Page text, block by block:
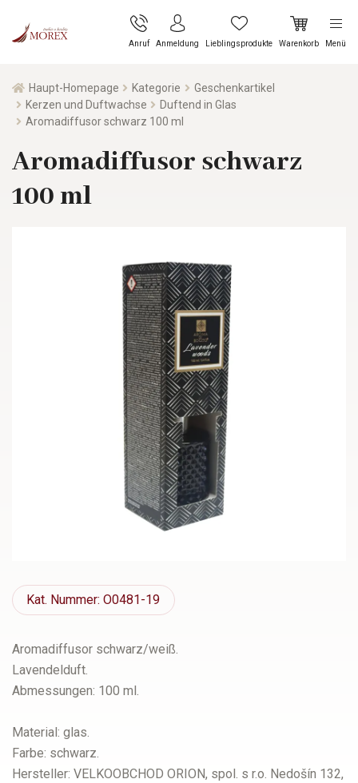
Anruf Anmeldung Lieblingsprodukte Warenkorb Menü
Haupt-Homepage Kategorie
Geschenkartikel
Kerzen und Duftwachse
Duftend in Glas
Aromadiffusor schwarz 100 ml
Aromadiffusor schwarz
100 ml
Kat. Nummer: O0481-19
Aromadiffusor schwarz/weiß.
Lavendelduft.
Abmessungen: 100 ml.
Material: glas.
Farbe: schwarz.
Hersteller: VELKOOBCHOD ORION, spol. s r.o. Nedošín 132,